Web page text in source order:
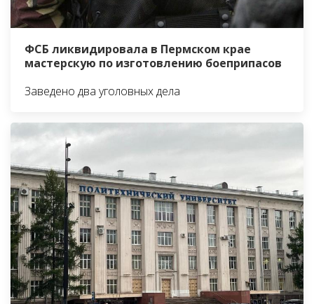
ФСБ ликвидировала в Пермском крае
мастерскую по изготовлению боеприпасов
Заведено два уголовных дела